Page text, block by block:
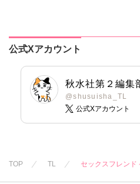
公式Xアカウント
秋水社第２編集
@shusuisha_TL
公式Xアカウント
TOP TL セックスフレンド